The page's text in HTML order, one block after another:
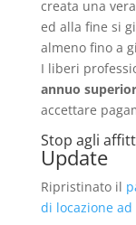
creata una
ed alla fine si
almeno fino a
I liberi
annuo
accettare
Stop agli
Update
Ripristinato il
di locazione